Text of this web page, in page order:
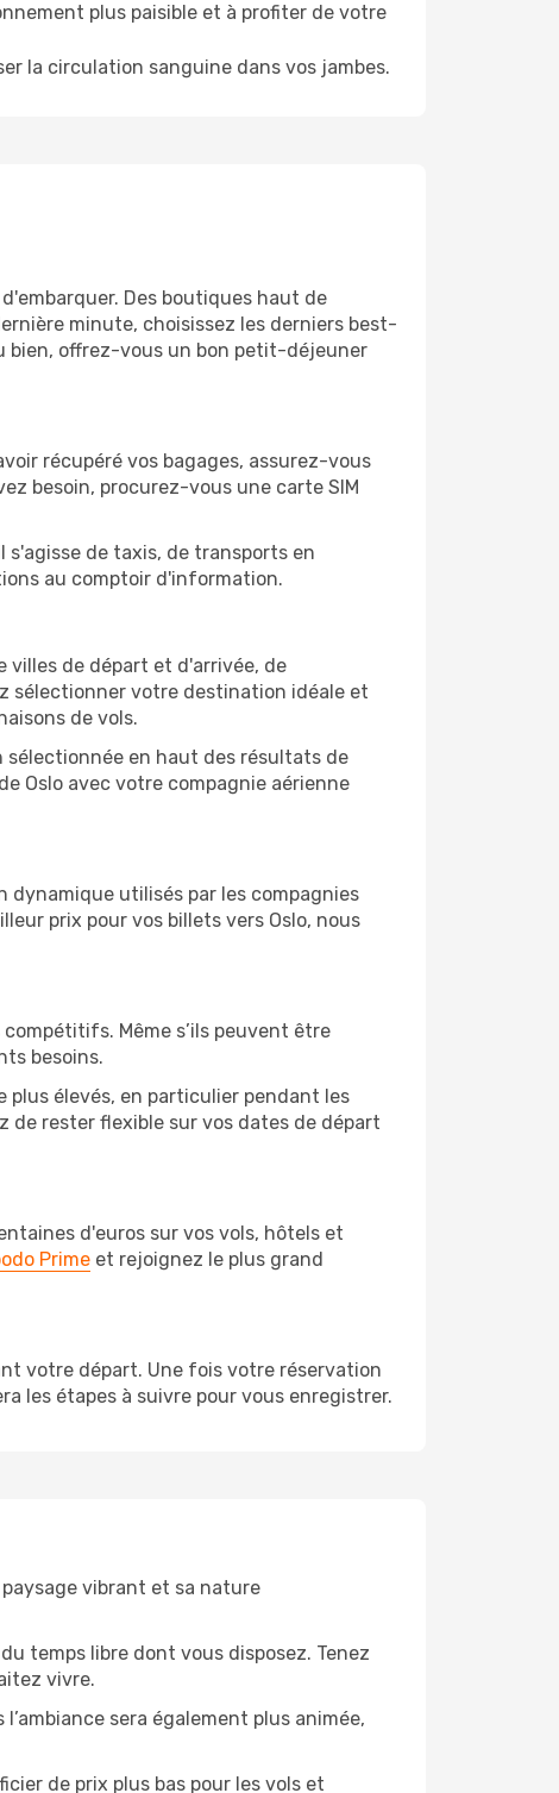
plus paisible et à profiter de votre
la circulation sanguine dans vos jambes.
Des boutiques haut de
minute, choisissez les derniers best-
bien, offrez-vous un bon petit-déjeuner
récupéré vos bagages, assurez-vous
besoin, procurez-vous une carte SIM
s'agisse de taxis, de transports en
au comptoir d'information.
villes de départ et d'arrivée, de
sélectionner votre destination idéale et
de vols.
sélectionnée en haut des résultats de
Oslo avec votre compagnie aérienne
utilisés par les compagnies
prix pour vos billets vers Oslo, nous
Même s’ils peuvent être
besoins.
élevés, en particulier pendant les
de rester flexible sur vos dates de départ
d'euros sur vos vols, hôtels et
Prime et rejoignez le plus grand
votre départ. Une fois votre réservation
les étapes à suivre pour vous enregistrer.
vibrant et sa nature
temps libre dont vous disposez. Tenez
vivre.
sera également plus animée,
de prix plus bas pour les vols et